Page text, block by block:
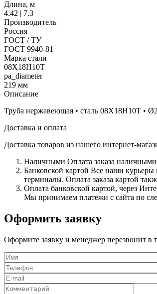
Длина, м
4.42 | 7.3
Производитель
Россия
ГОСТ / ТУ
ГОСТ 9940-81
Марка стали
08Х18Н10Т
pa_diameter
219 мм
Описание
Труба нержавеющая • сталь 08Х18Н10Т •
Доставка и оплата
Доставка товаров из нашего интернет-
Наличными Оплата заказа
Банковской картой Все наши курьеры
терминалы. Оплата заказа картой
Оплата банковской картой, через
Мы принимаем платежи с сайта по
Оформить заявку
Оформите заявку и менеджер перезвонит в